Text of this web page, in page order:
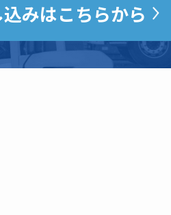
みはこちらから